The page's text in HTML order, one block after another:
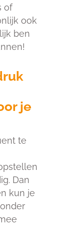
of
ook
ben
je
te
Dan
kun je